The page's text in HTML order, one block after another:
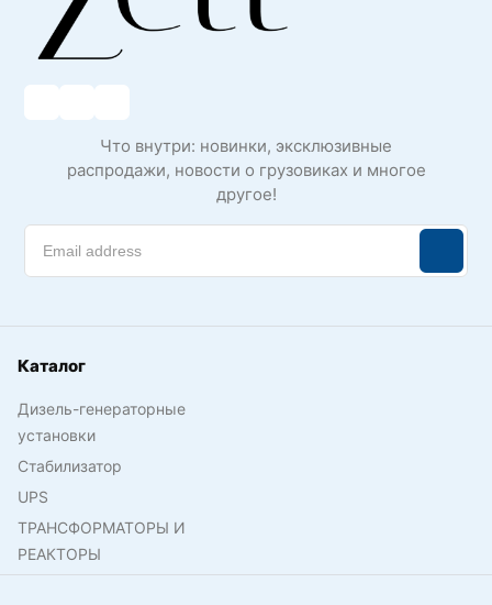
Что внутри: новинки, эксклюзивные
распродажи, новости о грузовиках и многое
другое!
Каталог
Дизель-генераторные
установки
Стабилизатор
UPS
ТРАНСФОРМАТОРЫ И
РЕАКТОРЫ